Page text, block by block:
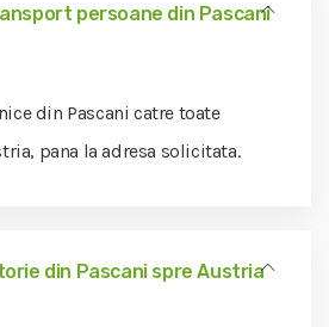
persoane din Pascani
din Pascani catre toate
pana la adresa solicitata.
din Pascani spre Austria